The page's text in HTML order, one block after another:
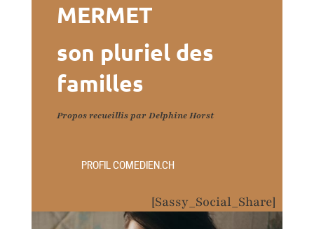
MERMET
son pluriel des
familles
Propos recueillis par Delphine Horst
PROFIL COMEDIEN.CH
[Sassy_Social_Share]